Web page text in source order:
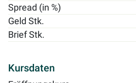
Spread (in %)
Geld Stk.
Brief Stk.
Kursdaten